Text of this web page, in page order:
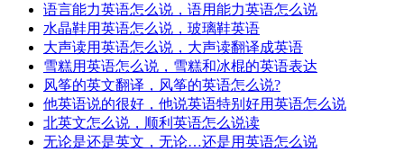
语言能力英语怎么说，语用能力英语怎么说
水晶鞋用英语怎么说，玻璃鞋英语
大声读用英语怎么说，大声读翻译成英语
雪糕用英语怎么说，雪糕和冰棍的英语表达
风筝的英文翻译，风筝的英语怎么说?
他英语说的很好，他说英语特别好用英语怎么说
北英文怎么说，顺利英语怎么说读
无论是还是英文，无论…还是用英语怎么说